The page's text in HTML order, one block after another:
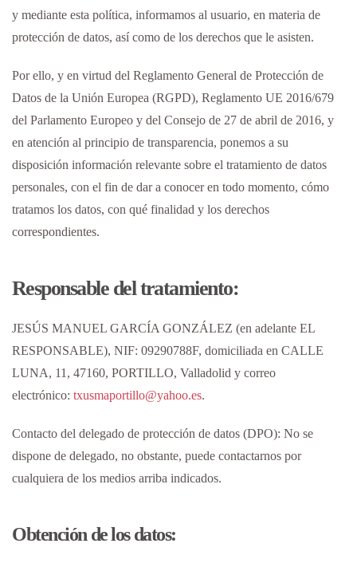
y mediante esta política, informamos al usuario, en materia de
protección de datos, así como de los derechos que le asisten.
Por ello, y en virtud del Reglamento General de Protección de
Datos de la Unión Europea (RGPD), Reglamento UE 2016/679
del Parlamento Europeo y del Consejo de 27 de abril de 2016, y
en atención al principio de transparencia, ponemos a su
disposición información relevante sobre el tratamiento de datos
personales, con el fin de dar a conocer en todo momento, cómo
tratamos los datos, con qué finalidad y los derechos
correspondientes.
Responsable del tratamiento:
JESÚS MANUEL GARCÍA GONZÁLEZ (en adelante EL
RESPONSABLE), NIF: 09290788F, domiciliada en CALLE
LUNA, 11 , 47160, PORTILLO, Valladolid y correo
electrónico: txusmaportillo@yahoo.es.
Contacto del delegado de protección de datos (DPO): No se
dispone de delegado, no obstante, puede contactarnos por
cualquiera de los medios arriba indicados.
Obtención de los datos: